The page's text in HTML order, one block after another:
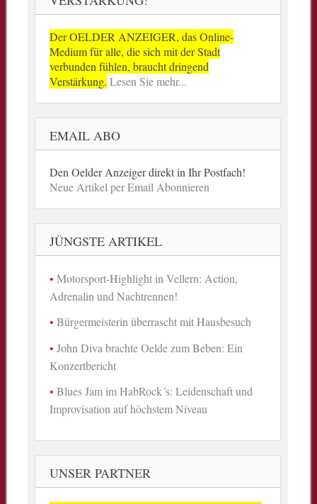
Der OELDER ANZEIGER, das Online-
Medium für alle, die sich mit der Stadt
verbunden fühlen, braucht dringend
Verstärkung. Lesen Sie mehr...
EMAIL ABO
Den Oelder Anzeiger direkt in Ihr Postfach!
Neue Artikel per Email Abonnieren
JÜNGSTE ARTIKEL
Motorsport-Highlight in Vellern: Action,
Adrenalin und Nachtrennen!
Bürgermeisterin überrascht mit Hausbesuch
John Diva brachte Oelde zum Beben: Ein
Konzertbericht
Blues Jam im HabRock´s: Leidenschaft und
Improvisation auf höchstem Niveau
UNSER PARTNER